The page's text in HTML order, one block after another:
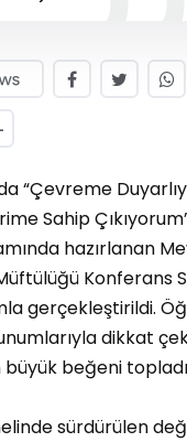
“Çevreme
Sahip
hazırlanan
Konferans
gerçekleştirildi.
dikkat
beğeni
sürdürülen